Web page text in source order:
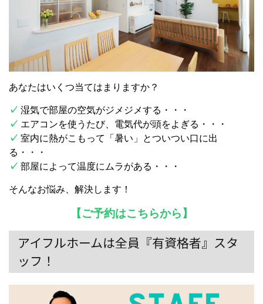
あなたはいくつ当てはまりますか？
✓ 湿気で部屋の空気がジメジメする・・・
✓ エアコンを使うたび、電気代が頭をよぎる・・・
✓ 室内に熱がこもって「暑い」とついつい口に出
る・・・
✓ 部屋によって温度にムラがある・・・
そんなお悩み、解決します！
【ご予約はこちらから】
アイフルホームは全員『有資格者』スタ
ッフ！